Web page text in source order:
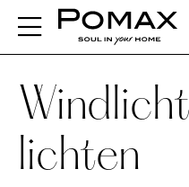
lichten